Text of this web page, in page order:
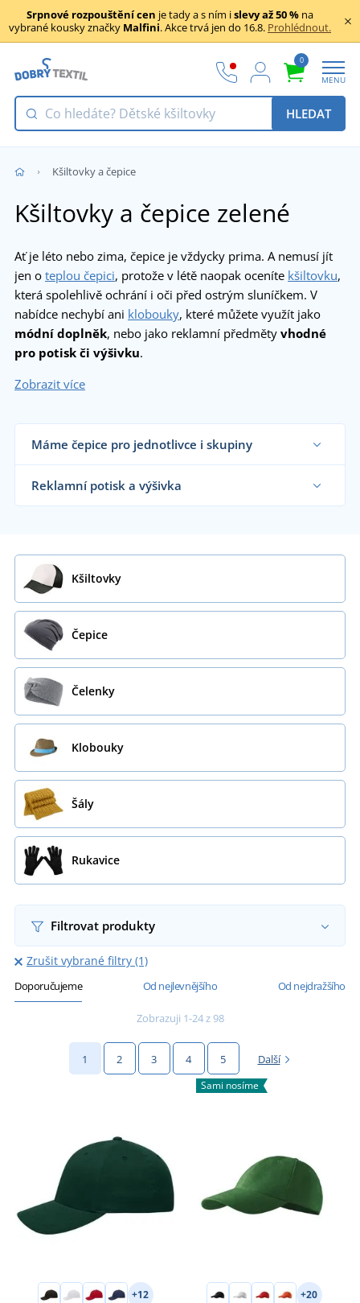
Srpnové rozpouštění cen je tady a s ním islevy až 50 % na
vybrané kousky značky Malfini. Akce trvá jen do 16.8. Prohlédnout.
0
MENU
HLEDAT
Kšiltovky a čepice
Kšiltovky a čepice zelené
Ať je léto nebo zima, čepice je vždycky prima. A nemusí jít
jen o teplou čepici, protože v létě naopak oceníte kšiltovku,
která spolehlivě ochrání i oči před ostrým sluníčkem. V
nabídce nechybí ani klobouky, které můžete využít jako
módní doplněk, nebo jako reklamní předměty vhodné
pro potisk či výšivku.
Zobrazit více
Máme čepice pro jednotlivce i skupiny
Dodáváme kšiltovky a čepice reklamním
agenturám, firmám, školám i koncovým
zákazníkům již od 1 kusu.
Chci vědět více
Reklamní potisk a výšivka
Kšiltovky
Čepice
Čelenky
Klobouky
Šály
Rukavice
Filtrovat produkty
Zrušit vybrané filtry (1)
Doporučujeme Od nejlevnějšího Od nejdražšího
Zobrazuji 1-24 z 98
1 2 3 4 5 Další
+12
Sami nosíme
+20